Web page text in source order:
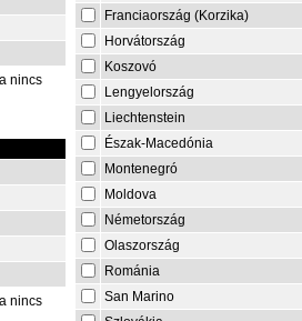
nincs
nincs
Franciaország (Korzika)
Horvátország
Koszovó
Lengyelország
Liechtenstein
Észak-Macedónia
Montenegró
Moldova
Németország
Olaszország
Románia
San Marino